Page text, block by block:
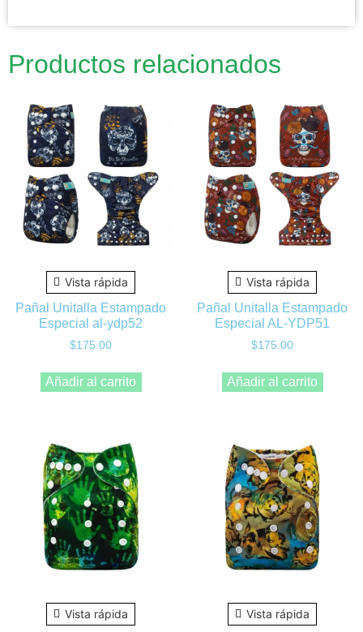
Productos relacionados
Vista rápida
Pañal Unitalla Estampado
Especial al-ydp52
$175.00
Añadir al carrito
Vista rápida
Pañal Unitalla Estampado
Especial AL-YDP51
$175.00
Añadir al carrito
Vista rápida
Vista rápida